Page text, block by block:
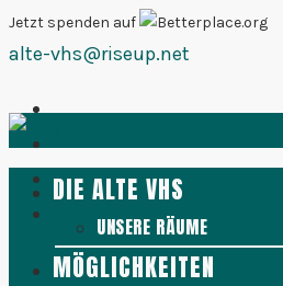
Zum
Inhalt
Jetzt spenden auf
alte-vhs@riseup.net
DIE ALTE VHS
UNSERE RÄUME
MÖGLICHKEITEN